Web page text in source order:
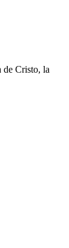
de Cristo, la